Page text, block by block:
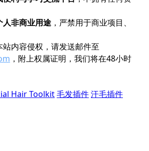
人非商业用途 ，严禁用于商业项目、
内容侵权，请发送邮件至
，附上权属证明，我们将在48小时
Hair Toolkit毛发插件汗毛插件